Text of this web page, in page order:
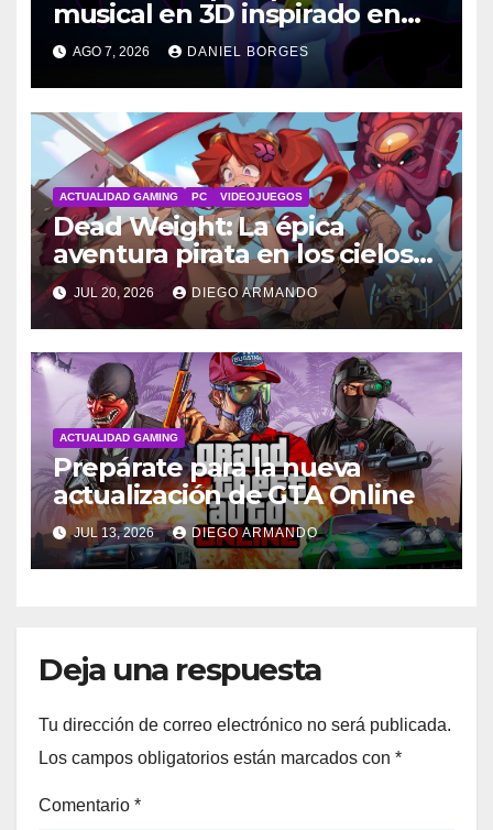
musical en 3D inspirado en
Disney
AGO 7, 2026 DANIEL BORGES
ACTUALIDAD GAMING PC VIDEOJUEGOS
Dead Weight: La épica
aventura pirata en los cielos
steampunk
JUL 20, 2026 DIEGO ARMANDO
ACTUALIDAD GAMING
Prepárate para la nueva
actualización de GTA Online
JUL 13, 2026 DIEGO ARMANDO
Deja una respuesta
Tu dirección de correo electrónico no será publicada.
Los campos obligatorios están marcados con *
Comentario *